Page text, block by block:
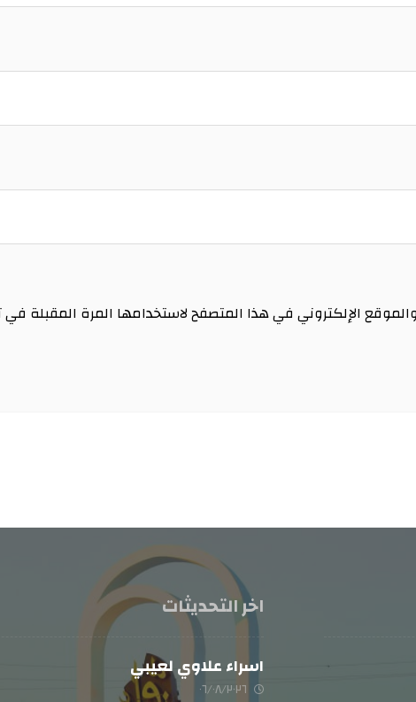
الإلكتروني في هذا المتصفح لاستخدامها المرة المقبلة
اخر التحديثات
اسراء علاوي لعيبي
٠٦/٠٨/٢٠٢٦